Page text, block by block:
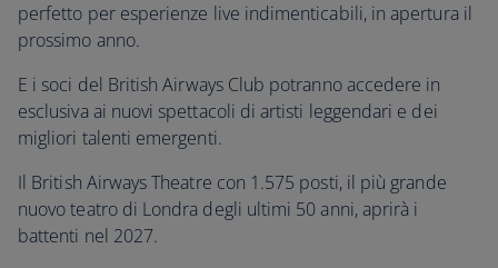
perfetto per esperienze live indimenticabili, in apertura il
prossimo anno.
E i soci del British Airways Club potranno accedere in
esclusiva ai nuovi spettacoli di artisti leggendari e dei
migliori talenti emergenti.
Il British Airways Theatre con 1.575 posti, il più grande
nuovo teatro di Londra degli ultimi 50 anni, aprirà i
battenti nel 2027.